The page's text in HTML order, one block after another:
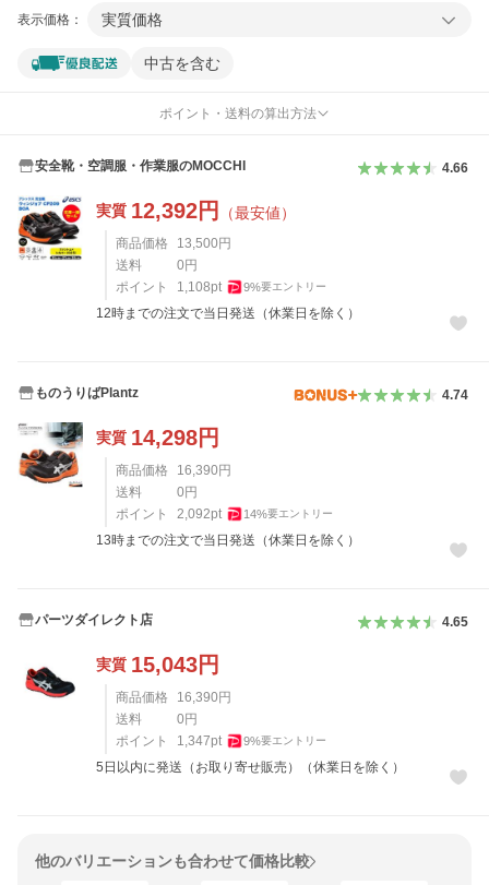
表示価格： 実質価格
中古を含む
ポイント・送料の算出方法
安全靴・空調服・作業服のMOCCHI 4.66
実質 12,392円 （最安値）
商品価格 13,500 円
送料
0 円
ポイント
1,108pt 9%要エントリー
12時までの注文で当日発送（休業日を除く）
ものうりばPlantz 4.74
実質 14,298円
商品価格 16,390 円
送料
0 円
ポイント
2,092pt 14%要エントリー
13時までの注文で当日発送（休業日を除く）
パーツダイレクト店 4.65
実質 15,043円
商品価格 16,390 円
送料
0 円
ポイント
1,347pt 9%要エントリー
5日以内に発送（お取り寄せ販売）（休業日を除く）
他のバリエーションも合わせて価格比較